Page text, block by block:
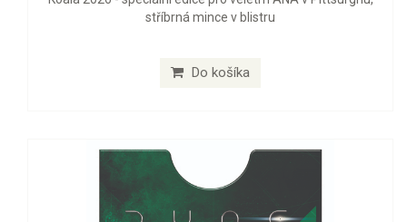
stříbrná mince v blistru
Do košíka